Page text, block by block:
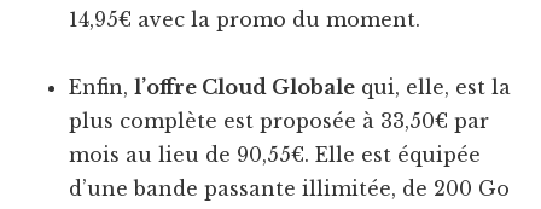
14,95€ avec la promo du moment.
Enfin,l’offre Cloud Globale qui, elle, est la
plus complète est proposée à 33,50€ par
mois au lieu de 90,55€. Elle est équipée
d’une bande passante illimitée, de 200 Go